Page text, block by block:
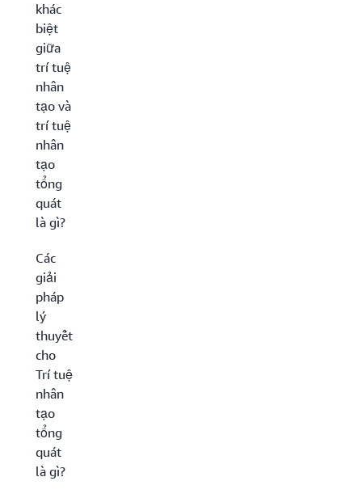
khác
biệt
giữa
trí tuệ
nhân
tạo và
trí tuệ
nhân
tạo
tổng
quát
là gì?
Các
giải
pháp
lý
thuyết
cho
Trí tuệ
nhân
tạo
tổng
quát
là gì?